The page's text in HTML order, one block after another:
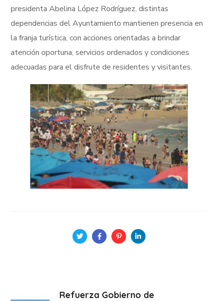
presidenta Abelina López Rodríguez, distintas
dependencias del Ayuntamiento mantienen presencia en
la franja turística, con acciones orientadas a brindar
atención oportuna, servicios ordenados y condiciones
adecuadas para el disfrute de residentes y visitantes.
Refuerza Gobierno de